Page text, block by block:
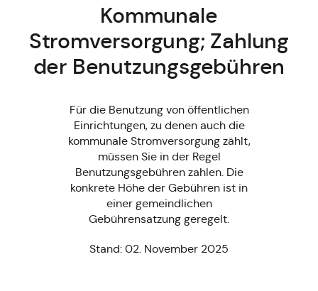
Kommunale
Stromversorgung; Zahlung
der Benutzungsgebühren
Für die Benutzung von öffentlichen
Einrichtungen, zu denen auch die
kommunale Stromversorgung zählt,
müssen Sie in der Regel
Benutzungsgebühren zahlen. Die
konkrete Höhe der Gebühren ist in
einer gemeindlichen
Gebührensatzung geregelt.
Stand: 02. November 2025